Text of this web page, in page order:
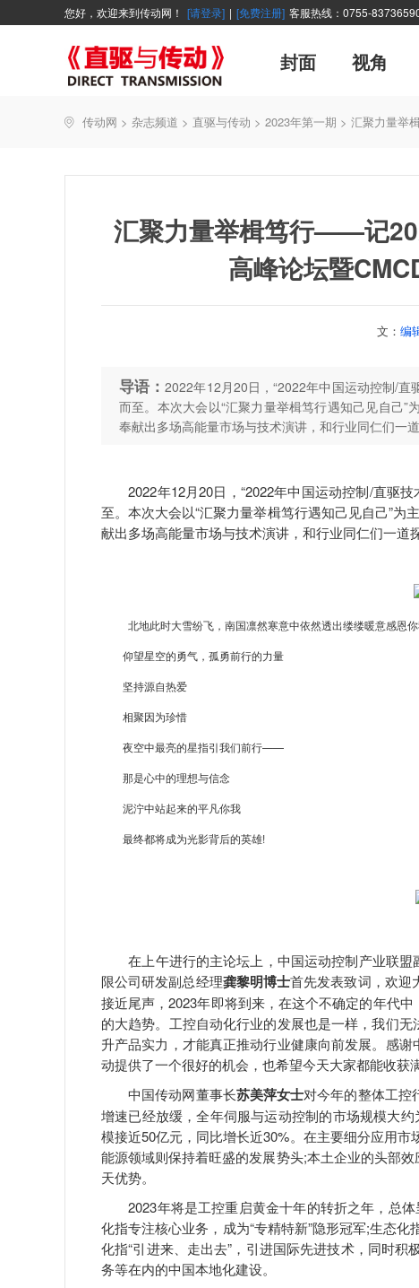
您好，欢迎来到传动网！ [请登录] | [免费注册] 客服热线：0755-
封面
广告
视角
厂商采访
企业活动 展会报道
能效碳索
每月专辑 聚焦 网
精品 新品
世界方案 控制系统
技术文章
资讯在线 展会信息
直驱与传动
新年寄语 伺服论坛
传动网 > 杂志频道 > 直驱与传动 > 2023年第一期 > 汇聚力量举
汇聚力量举楫笃行——记
高峰论坛暨
文： 编
导语：2022年12月20日，“2022年中国运动控制/直
而至。本次大会以“汇聚力量举楫笃行遇知己见自己”
奉献出多场高能量市场与技术演讲，和行业同仁们一
2022年12月20日，“2022年中国运动控制/直驱技
至。本次大会以“汇聚力量举楫笃行遇知己见自己”
献出多场高能量市场与技术演讲，和行业同仁们一道
北地此时大雪纷飞，南国凛然寒意中依然透出缕缕暖意感
仰望星空的勇气，孤勇前行的力量
坚持源自热爱
相聚因为珍惜
夜空中最亮的星指引我们前行——
那是心中的理想与信念
泥泞中站起来的平凡你我
最终都将成为光影背后的英雄!
在上午进行的主论坛上，中国运动控制产业联盟
限公司研发副总经理龚黎明博士首先发表致词，欢迎
接近尾声，2023年即将到来，在这个不确定的年代
的大趋势。工控自动化行业的发展也是一样，我们
升产品实力，才能真正推动行业健康向前发展。感
动提供了一个很好的机会，也希望今天大家都能收获
中国传动网董事长苏美萍女士对今年的整体工控
增速已经放缓，全年伺服与运动控制的市场规模大
模接近50亿元，同比增长近30%。在主要细分应用
能源领域则保持着旺盛的发展势头;本土企业的头部
天优势。
2023年将是工控重启黄金十年的转折之年，总体
化指专注核心业务，成为“专精特新”隐形冠军;生态
化指“引进来、走出去”，引进国际先进技术，同时
务等在内的中国本地化建设。